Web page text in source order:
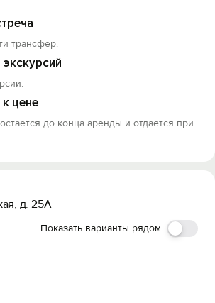
трансфер.
цене
до конца аренды и отдается при
д. 25А
Показать варианты рядом